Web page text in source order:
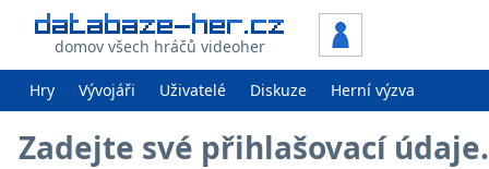
domov všech hráčů videoher
Hry Vývojáři Uživatelé Diskuze Herní výzva
Zadejte své přihlašovací